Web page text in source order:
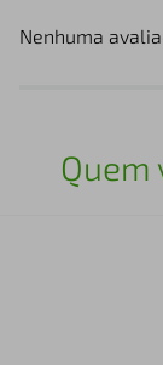
Nenhuma
Quem